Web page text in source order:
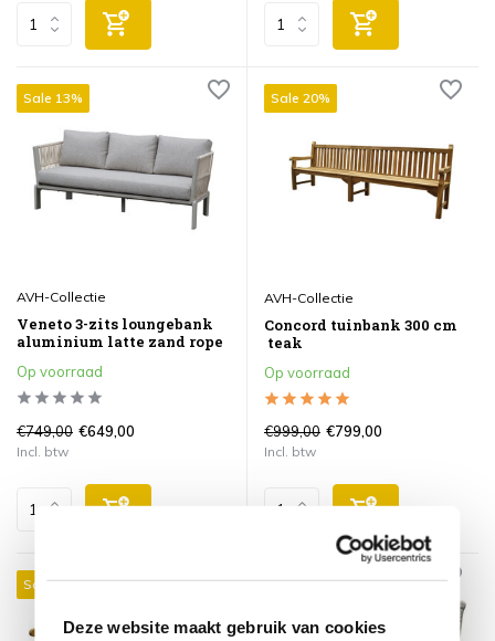
Deze website maakt gebruik van cookies
Sale 13%
AVH-Collectie
Veneto 3-zits loungebank
aluminium latte zand rope
Op voorraad
€749,00 €649,00
Incl. btw
Sale 20%
AVH-Collectie
Concord tuinbank 300 cm
teak
Op voorraad
€999,00 €799,00
Incl. btw
Sale 20% Sale 29%